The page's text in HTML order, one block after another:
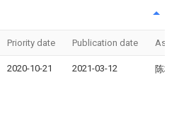
Priority date Publication date
2020-10-21 2021-03-12 陈校